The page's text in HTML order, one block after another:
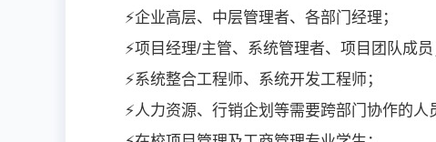
⚡企业高层、中层管理者、各部门经理；
⚡项目经理/主管、系统管理者、项目团队成员
⚡系统整合工程师、系统开发工程师；
⚡人力资源、行销企划等需要跨部门协作的人